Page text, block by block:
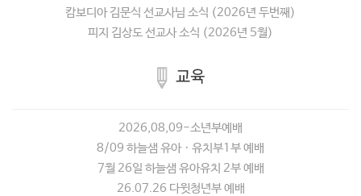
캄보디아 김문식 선교사님 소식 (2026년 두번째)
피지 김상도 선교사 소식 (2026년 5월)
2026,08,09-소년부예배
8/09 하늘샘 유아ㆍ유치부1부 예배
7월 26일 하늘샘 유아유치 2부 예배
26.07.26 다윗청년부 예배